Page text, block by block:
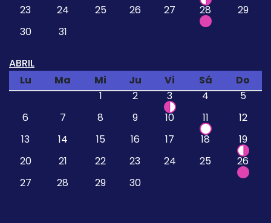
23
24 25 26 27 28
29
30
31
ABRIL
Lu
Ma Mi Ju Vi Sá
Do
1
2 3 4
5
6
7 8 9 10 11
12
13
14 15 16 17 18
19
20
21 22 23 24 25
26
27
28 29 30